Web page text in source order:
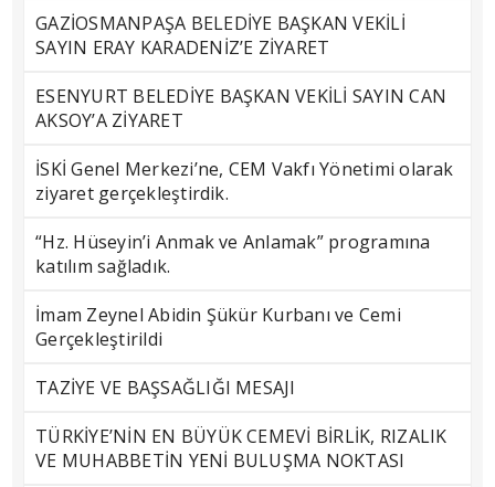
GAZİOSMANPAŞA BELEDİYE BAŞKAN VEKİLİ
SAYIN ERAY KARADENİZ’E ZİYARET
ESENYURT BELEDİYE BAŞKAN VEKİLİ SAYIN CAN
AKSOY’A ZİYARET
İSKİ Genel Merkezi’ne, CEM Vakfı Yönetimi olarak
ziyaret gerçekleştirdik.
“Hz. Hüseyin’i Anmak ve Anlamak” programına
katılım sağladık.
İmam Zeynel Abidin Şükür Kurbanı ve Cemi
Gerçekleştirildi
TAZİYE VE BAŞSAĞLIĞI MESAJI
TÜRKİYE’NİN EN BÜYÜK CEMEVİ BİRLİK, RIZALIK
VE MUHABBETİN YENİ BULUŞMA NOKTASI